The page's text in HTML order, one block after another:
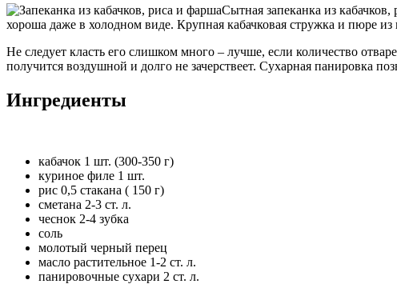
Сытная запеканка из
хороша даже в холодном виде. Крупная кабачковая стружка и пюре
Не следует класть его слишком много – лучше, если количество
получится воздушной и долго не зачерствеет. Сухарная панировка
Ингредиенты
кабачок 1 шт. (300-350 г)
куриное филе 1 шт.
рис 0,5 стакана ( 150 г)
сметана 2-3 ст. л.
чеснок 2-4 зубка
соль
молотый черный перец
масло растительное 1-2 ст. л.
панировочные сухари 2 ст. л.